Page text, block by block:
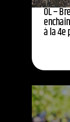
OL –
à la 4e